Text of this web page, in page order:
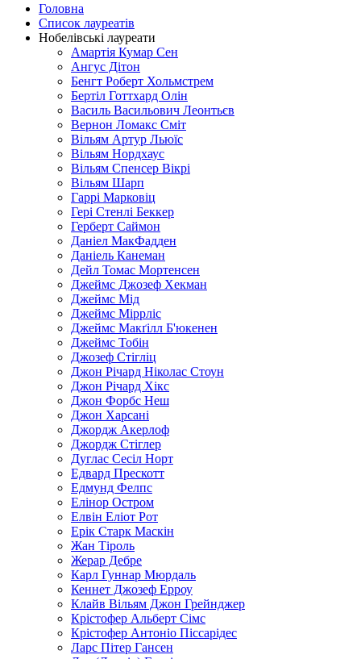
Головна
Список лауреатів
Нобелівські лауреати
Амартія Кумар Сен
Ангус Дітон
Бенгт Роберт Хольмстрем
Бертіл Готтхард Олін
Василь Васильович Леонтьєв
Вернон Ломакс Сміт
Вільям Артур Льюїс
Вільям Нордхаус
Вільям Спенсер Вікрі
Вільям Шарп
Гаррі Марковіц
Гері Стенлі Беккер
Герберт Саймон
Даніел МакФадден
Даніель Канеман
Дейл Томас Мортенсен
Джеймс Джозеф Хекман
Джеймс Мід
Джеймс Міррліс
Джеймс Макґілл Б'юкенен
Джеймс Тобін
Джозеф Стігліц
Джон Річард Ніколас Стоун
Джон Річард Хікс
Джон Форбс Неш
Джон Харсані
Джордж Акерлоф
Джордж Стіглер
Дуглас Сесіл Норт
Едвард Прескотт
Едмунд Фелпс
Елінор Остром
Елвін Еліот Рот
Ерік Старк Маскін
Жан Тіроль
Жерар Дебре
Карл Гуннар Мюрдаль
Кеннет Джозеф Ерроу
Клайв Вільям Джон Грейнджер
Крістофер Альберт Сімс
Крістофер Антоніо Піссарідес
Ларс Пітер Гансен